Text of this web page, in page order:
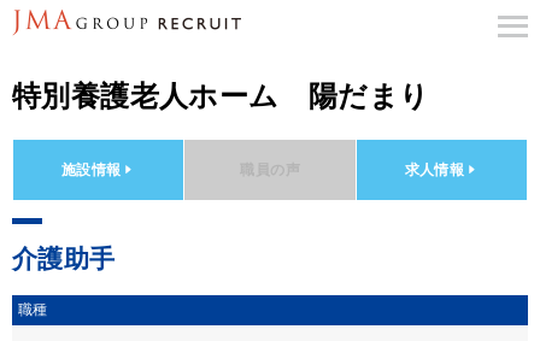
特別養護老人ホーム 陽だまり
施設情報 求人情報
介護助手
職種